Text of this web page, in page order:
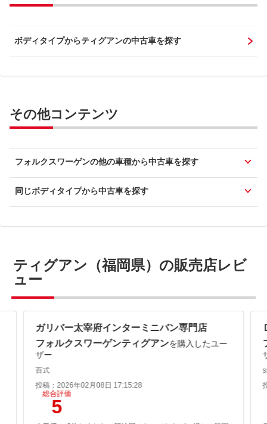
ボディタイプからティグアンの中古車を探す
その他コンテンツ
フォルクスワーゲンの他の車種から中古車を探す
同じボディタイプから中古車を探す
ティグアン（福岡県）の販売店レビ
ュー
ガリバー太宰府インターミニバン専門店
フォルクスワーゲンティグアンを購入したユー
ザー
百式
投稿：2026年02月08日 17:15:28
総合評価
5